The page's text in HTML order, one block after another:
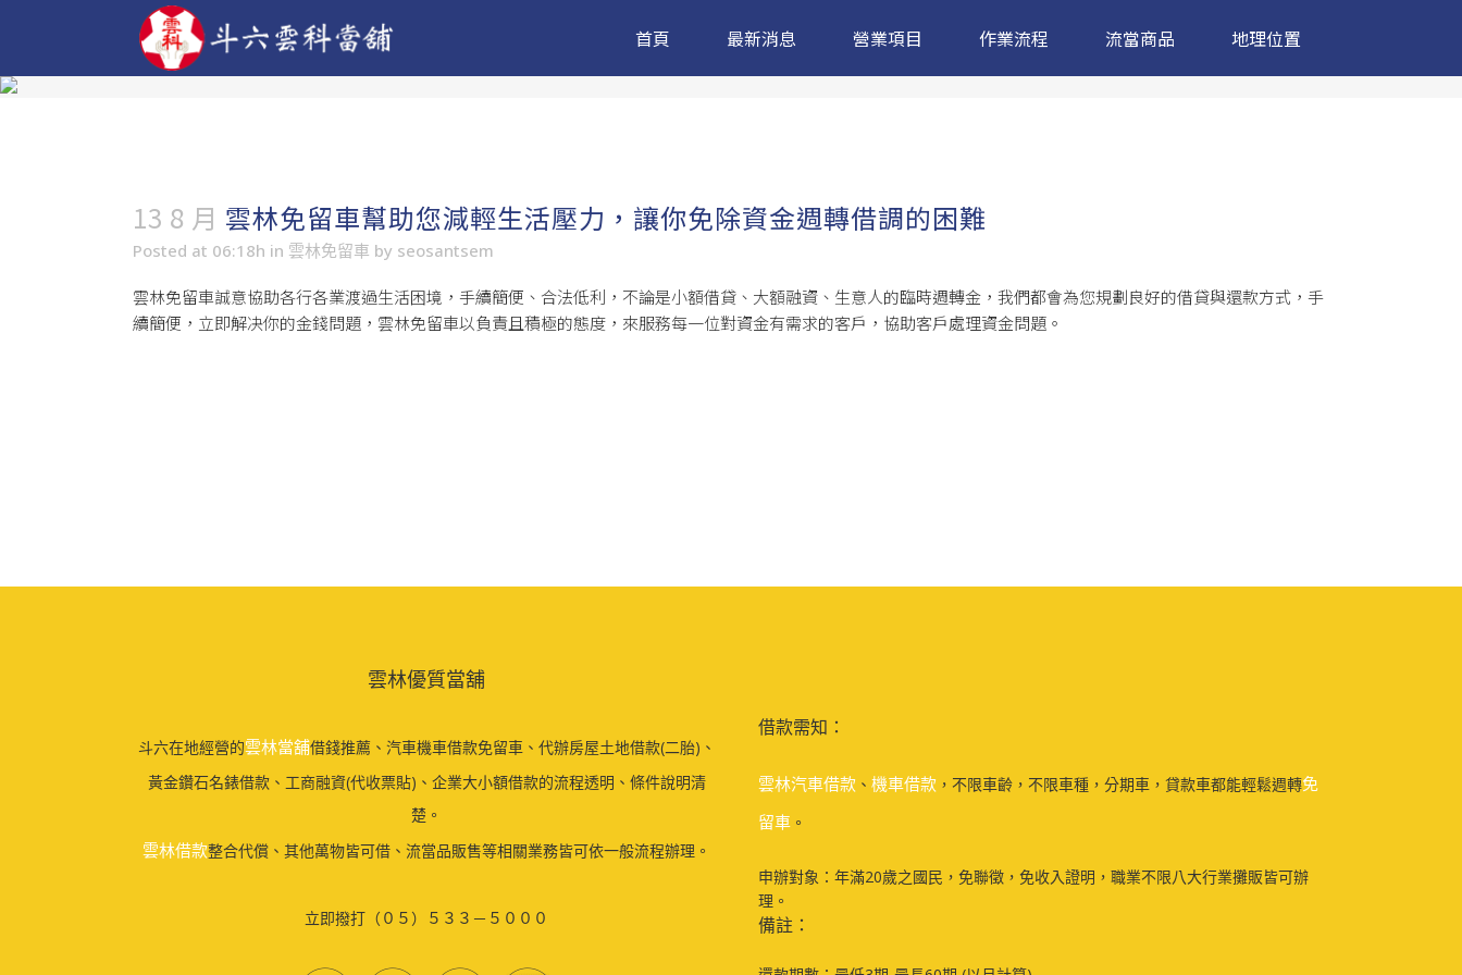
首頁 最新消息 營業項目 作業流程 流當商品 地理位置
13 8 月 雲林免留車幫助您減輕生活壓力，讓你免除資金週轉借調的困難
Posted at 06:18h in 雲林免留車 by seosantsem
雲林免留車誠意協助各行各業渡過生活困境，手續簡便、合法低利，不論是小額借貸、大額融資、生意人的臨時週轉金，我們都會為您規劃良好的借貸與還款方式，手
續簡便，立即解决你的金錢問題，雲林免留車以負責且積極的態度，來服務每一位對資金有需求的客戶，協助客戶處理資金問題。
雲林優質當舖
斗六在地經營的雲林當舖借錢推薦、汽車機車借款免留車、代辦房屋土地借款(二胎)、
黃金鑽石名錶借款、工商融資(代收票貼)、企業大小額借款的流程透明、條件說明清
楚。
雲林借款整合代償、其他萬物皆可借、流當品販售等相關業務皆可依一般流程辦理。
立即撥打（０５）５３３－５０００
借款需知：
雲林汽車借款 、 機車借款 ，不限車齡，不限車種，分期車，貸款車都能輕鬆週轉免
留車 。
申辦對象：年滿20歲之國民，免聯徵，免收入證明，職業不限八大行業攤販皆可辦
理。
備註：